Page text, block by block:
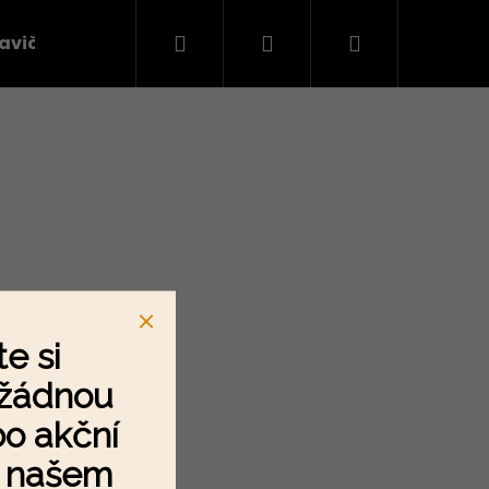
Látky na oblečení Přihlášení
si
akční